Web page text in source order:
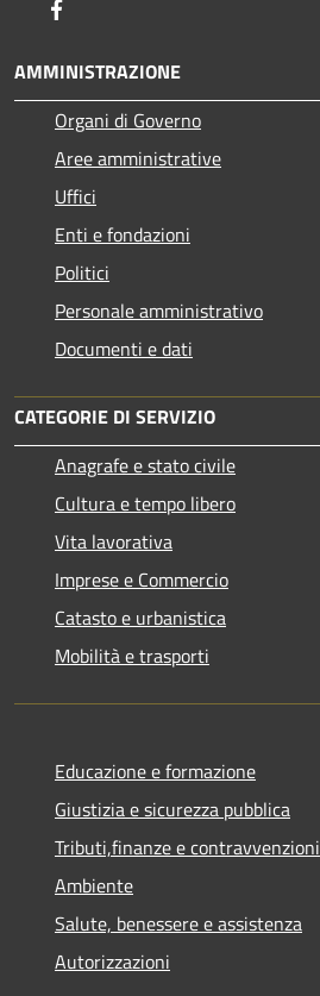
AMMINISTRAZIONE
Organi di Governo
Aree amministrative
Uffici
Enti e fondazioni
Politici
Personale amministrativo
Documenti e dati
CATEGORIE DI SERVIZIO
Anagrafe e stato civile
Cultura e tempo libero
Vita lavorativa
Imprese e Commercio
Catasto e urbanistica
Mobilità e trasporti
Educazione e formazione
Giustizia e sicurezza pubblica
Tributi,finanze e contravvenzioni
Ambiente
Salute, benessere e assistenza
Autorizzazioni